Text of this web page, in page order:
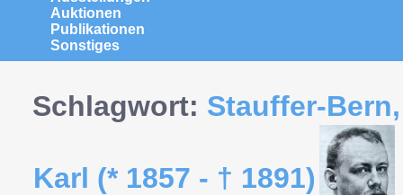
Auktionen
Publikationen
Sonstiges
Schlagwort: Stauffer-Bern,
Karl (* 1857 - † 1891)